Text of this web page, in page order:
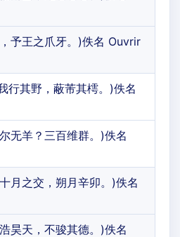
予王之爪牙。)佚名 Ouvrir
行其野，蔽芾其樗。)佚名
无羊？三百维群。)佚名
月之交，朔月辛卯。)佚名
昊天，不骏其德。)佚名